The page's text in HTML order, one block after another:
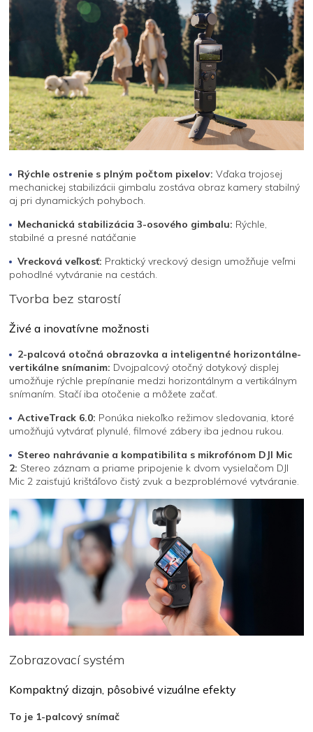
Rýchle ostrenie s plným počtom pixelov: Vďaka trojosej
mechanickej stabilizácii gimbalu zostáva obraz kamery stabilný
aj pri dynamických pohyboch.
Mechanická stabilizácia 3-osového gimbalu: Rýchle,
stabilné a presné natáčanie
Vrecková veľkosť: Praktický vreckový design umožňuje veľmi
pohodlné vytváranie na cestách.
Tvorba bez starostí
Živé a inovatívne možnosti
2-palcová otočná obrazovka a inteligentné horizontálne-
vertikálne snímanim: Dvojpalcový otočný dotykový displej
umožňuje rýchle prepínanie medzi horizontálnym a vertikálnym
snímaním. Stačí iba otočenie a môžete začať.
ActiveTrack 6.0: Ponúka niekoľko režimov sledovania, ktoré
umožňujú vytvárať plynulé, filmové zábery iba jednou rukou.
Stereo nahrávanie a kompatibilita s mikrofónom DJI Mic
2: Stereo záznam a priame pripojenie k dvom vysielačom DJI
Mic 2 zaisťujú krištáľovo čistý zvuk a bezproblémové vytváranie.
Zobrazovací systém
Kompaktný dizajn, pôsobivé vizuálne efekty
To je 1-palcový snímač